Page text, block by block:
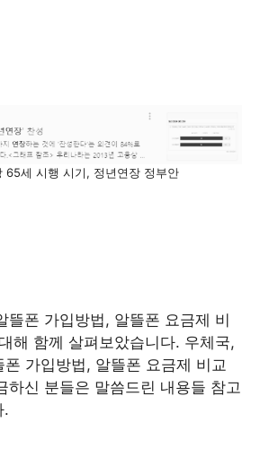
65세 시행 시기, 정년연장 정부안
뜰폰 가입방법, 알뜰폰 요금제 비
해 함께 살펴보았습니다. 우체국,
폰 가입방법, 알뜰폰 요금제 비교
하신 분들은 말씀드린 내용들 참고
.